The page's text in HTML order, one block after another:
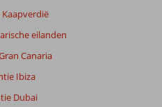
eilanden
Canaria
Ibiza
Dubai